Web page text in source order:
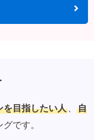
を目指したい人 、
自
です。